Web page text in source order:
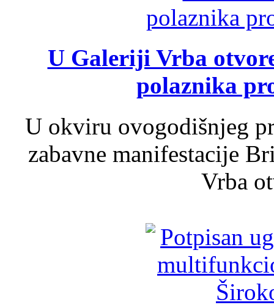
U Galeriji Vrba
polaznika
U okviru ovogodišnjeg
zabavne manifestacije
Vrba